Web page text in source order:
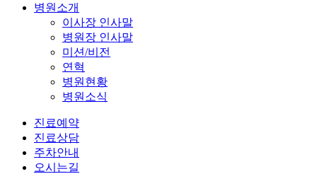
병원소개
이사장 인사말
병원장 인사말
미션/비전
연혁
병원현황
병원소식
진료예약
진료상담
주차안내
오시는길